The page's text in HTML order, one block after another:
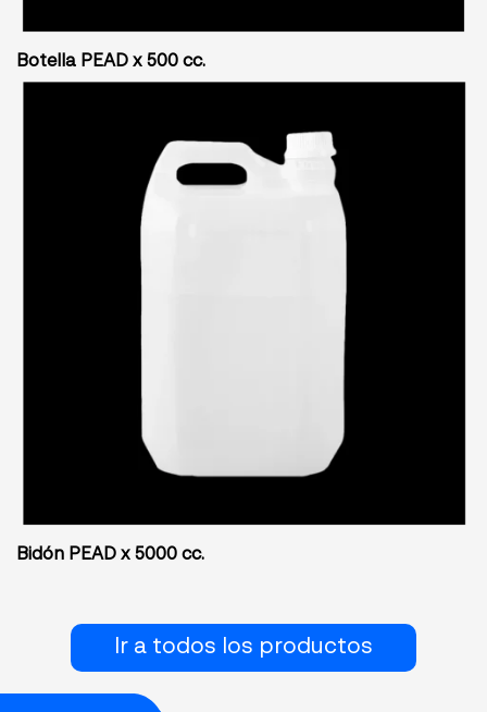
Botella PEAD x 500 cc.
Bidón PEAD x 5000 cc.
Ir a todos los productos